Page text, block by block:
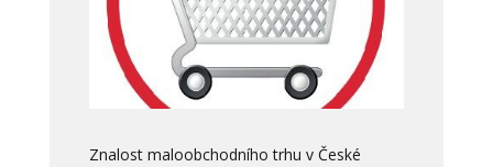
Znalost maloobchodního trhu v České